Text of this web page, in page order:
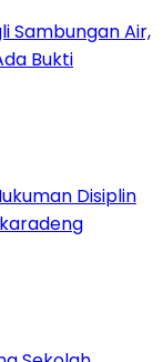
Sambungan Air,
Bukti
Disiplin